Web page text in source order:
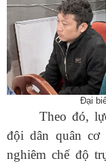
Đại
Theo đó,
đội dân quân
nghiêm chế độ